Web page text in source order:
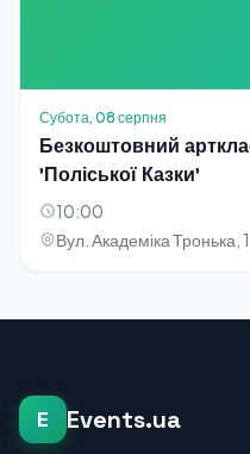
Субота, 08 серпня
Безкоштовний
'Поліської Казки'
10:00
Вул. Академіка Тронька, 1
E Events.ua